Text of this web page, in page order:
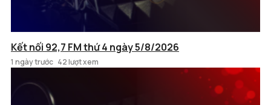
Kết nối 92,7 FM thứ 4 ngày 5/8/2026
1 ngày trước 42 lượt xem